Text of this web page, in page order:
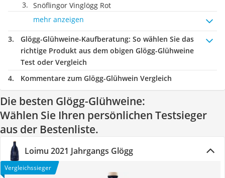
Snöflingor Vinglögg Rot
mehr anzeigen
Glögg-Glühweine-Kaufberatung: So wählen Sie das
richtige Produkt aus dem obigen Glögg-Glühweine
Test oder Vergleich
Kommentare zum Glögg-Glühwein Vergleich
Die besten Glögg-Glühweine:
Wählen Sie Ihren persönlichen Testsieger
aus der Bestenliste.
Loimu 2021 Jahrgangs Glögg
Vergleichssieger